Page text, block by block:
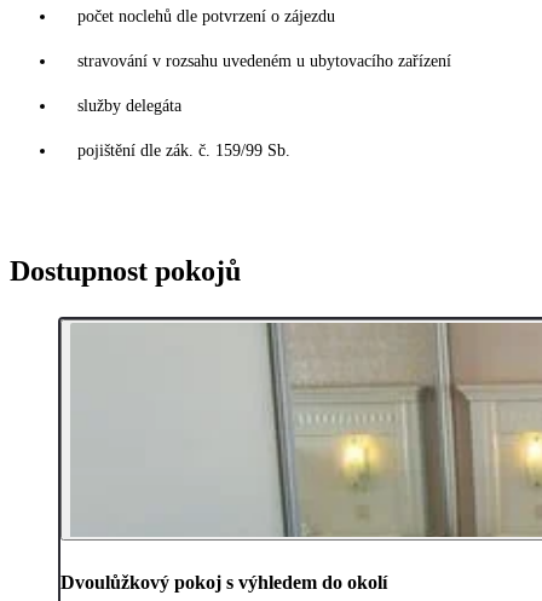
počet noclehů dle potvrzení o zájezdu
stravování v rozsahu uvedeném u ubytovacího zařízení
služby delegáta
pojištění dle zák. č. 159/99 Sb.
Dostupnost pokojů
Dvoulůžkový pokoj s výhledem do okolí